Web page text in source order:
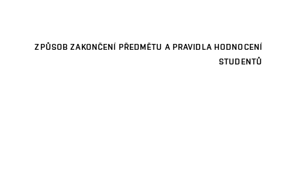
ZPŮSOB ZAKONČENÍ PŘEDMĚTU A PRAVIDLA HODNOCENÍ
STUDENTŮ